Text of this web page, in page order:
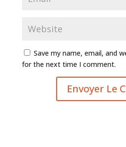
Save my name, email, and
for the next time I comment.